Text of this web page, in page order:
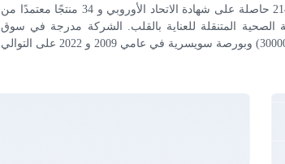
تابعة. مع 214 حاصلة على شهادة الاتحاد الأوروبي و 34 منتجًا معتمدًا من FDA ، يبني Lepu منصة متكاملة تغطي
الصحية المتنقلة للعناية بالقلب. الشركة مدرجة في سوق